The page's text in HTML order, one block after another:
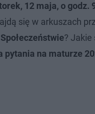
12 maja, o godz.
się w arkuszach
? Jakie
pytania na maturze